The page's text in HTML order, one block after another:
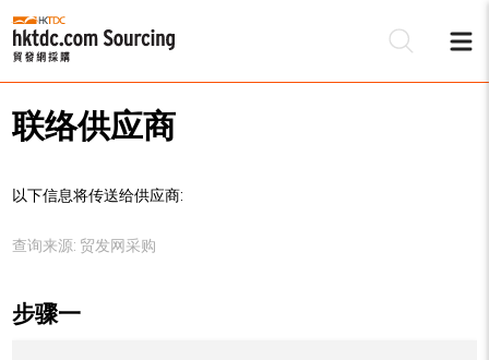
联络供应商
以下信息将传送给供应商:
查询来源: 贸发网采购
步骤一